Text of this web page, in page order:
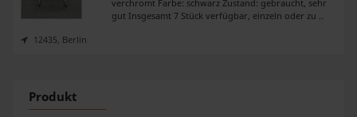
verchromt Farbe: schwarz Zustand: gebraucht, sehr
gut Insgesamt 7 Stück verfügbar, einzeln oder zu ..
12435, Berlin
Produkt